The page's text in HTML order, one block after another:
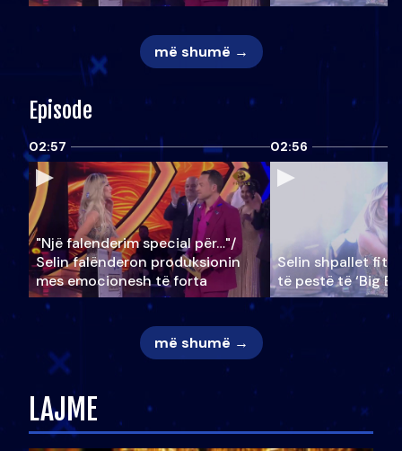
më shumë →
Episode
02:57
"Një falenderim special për…"/
Selin falënderon produksionin
mes emocionesh të forta
02:56
Selin shpallet
të pestë të ‘Big
më shumë →
LAJME